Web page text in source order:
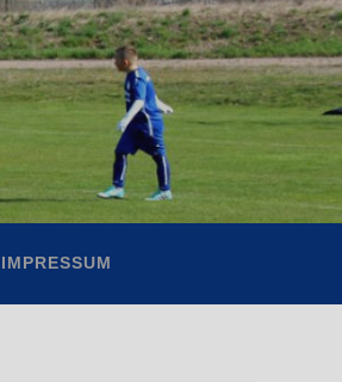
IMPRESSUM